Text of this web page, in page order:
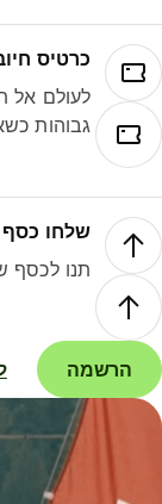
כרטיס חיוב
לעולם אל
גבוהות
שלחו כסף
תנו לכסף
הרשמה